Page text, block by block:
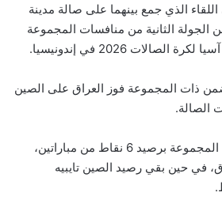
بنتيجة 13/ 0 في اللقاء الذي جمع بينهما على صالة مدينة
الجولة الثانية من منافسات المجموعة
2026 في إندونيسيا.
ضمن ذات المجموعة فوز العراق على الصين
وتصدرت السعودية ترتيب المجموعة برصيد 6 نقاط من مباراتين،
في حين بقي رصيد الصين تايبيه